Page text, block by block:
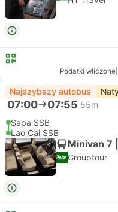
Podatki wliczone
Najszybszy autobus
07:00 07:55 55m
Sapa SSB
Lao Cai SSB
Minivan 7
Grouptour